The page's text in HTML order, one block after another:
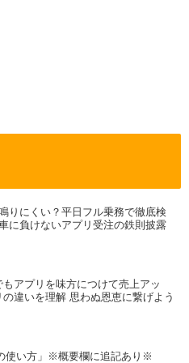
りにくい？平日フル乗務で徹底検
に負けないアプリ受注の鉄則披露
アプリを味方につけて売上アッ
違いを理解 思わぬ恩恵に繋げよう
使い方」※概要欄に追記あり※